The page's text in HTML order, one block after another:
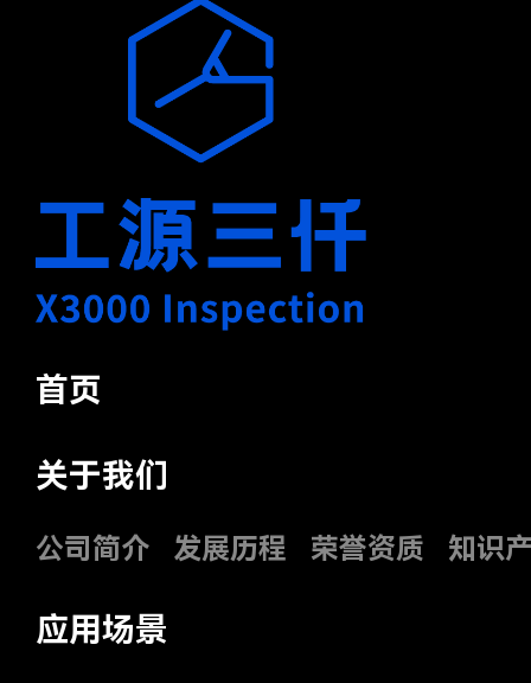
首页
关于我们
公司简介 发展历程 荣誉资质 知识
应用场景